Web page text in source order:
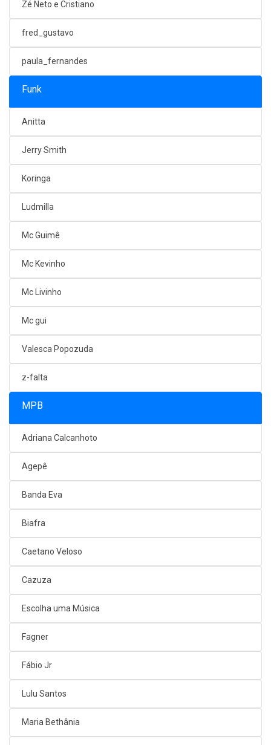
Zé Neto e Cristiano
fred_gustavo
paula_fernandes
Funk
Anitta
Jerry Smith
Koringa
Ludmilla
Mc Guimê
Mc Kevinho
Mc Livinho
Mc gui
Valesca Popozuda
z-falta
MPB
Adriana Calcanhoto
Agepê
Banda Eva
Biafra
Caetano Veloso
Cazuza
Escolha uma Música
Fagner
Fábio Jr
Lulu Santos
Maria Bethânia